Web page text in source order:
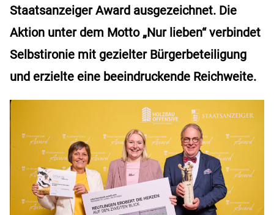
Staatsanzeiger Award ausgezeichnet. Die
Aktion unter dem Motto „Nur lieben“ verbindet
Selbstironie mit gezielter Bürgerbeteiligung
und erzielte eine beeindruckende Reichweite.